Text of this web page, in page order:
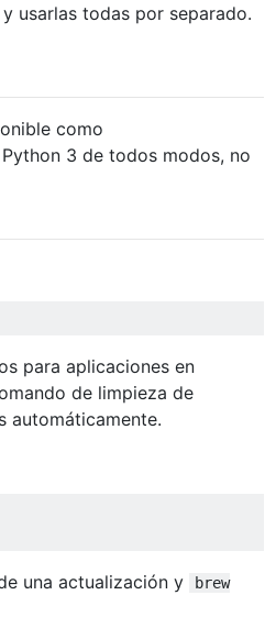
usarlas todas por separado.
como
3 de todos modos, no
para aplicaciones en
de limpieza de
automáticamente.
una actualización y
brew